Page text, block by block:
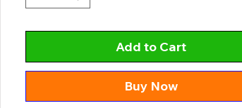
Add to Cart
Buy Now